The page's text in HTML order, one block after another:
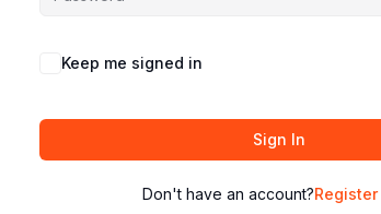
Keep me signed in
Sign In
Don't have an account?